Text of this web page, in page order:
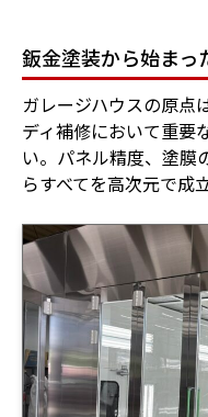
鈑金塗装から始まっ
ガレージハウスの原点
ディ補修において重要
い。パネル精度、塗
らすべてを高次元で成